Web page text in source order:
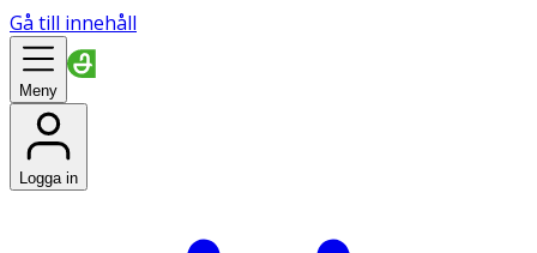
Gå till innehåll
Meny
Logga in